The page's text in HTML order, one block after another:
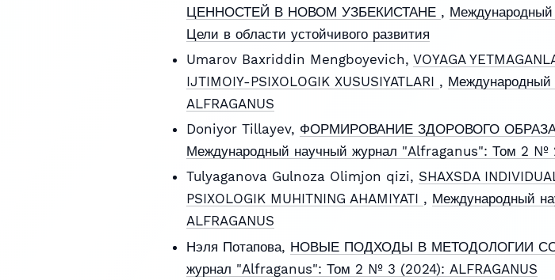
ЦЕННОСТЕЙ В НОВОМ УЗБЕКИСТАНЕ ,
Цели в области устойчивого развития
Umarov Baxriddin Mengboyevich, VOYAGA
IJTIMOIY-PSIXOLOGIK XUSUSIYATLARI ,
ALFRAGANUS
Doniyor Tillayev, ФОРМИРОВАНИЕ ЗДОРОВОГО
Международный научный журнал "Alfraganus": Том 2 №
Tulyaganova Gulnoza Olimjon qizi, SHAXSDA
PSIXOLOGIK MUHITNING AHAMIYATI , Международный
ALFRAGANUS
Нэля Потапова, НОВЫЕ ПОДХОДЫ В МЕТОДОЛОГИИ
журнал "Alfraganus": Том 2 № 3 (2024): ALFRAGANUS